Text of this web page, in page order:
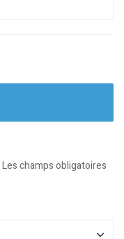
Les champs obligatoires